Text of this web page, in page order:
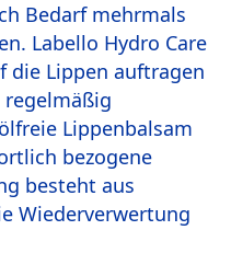
Bedarf mehrmals
Labello Hydro Care
die Lippen auftragen
Lippenbalsam
bezogene
besteht aus
Wiederverwertung